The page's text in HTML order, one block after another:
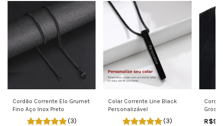
Cordão Corrente Elo Grumet
Fino Aço Inox Preto
(3)
Colar Corrente Line Black
Personalizável
(3)